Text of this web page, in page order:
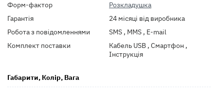
Форм-фактор
Розкладушка
Гарантія
24 місяці від виробника
Робота з повідомленнями
SMS , MMS , E-mail
Комплект поставки
Кабель USB , Смартфон ,
Інструкція
Габарити, Колір, Вага